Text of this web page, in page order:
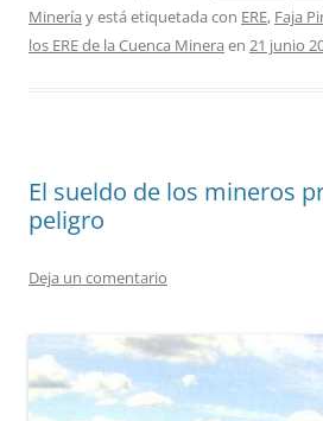
Minería y está etiquetada con ERE, Faja
los ERE de la Cuenca Minera en 21 junio
El sueldo de los mineros
peligro
Deja un comentario